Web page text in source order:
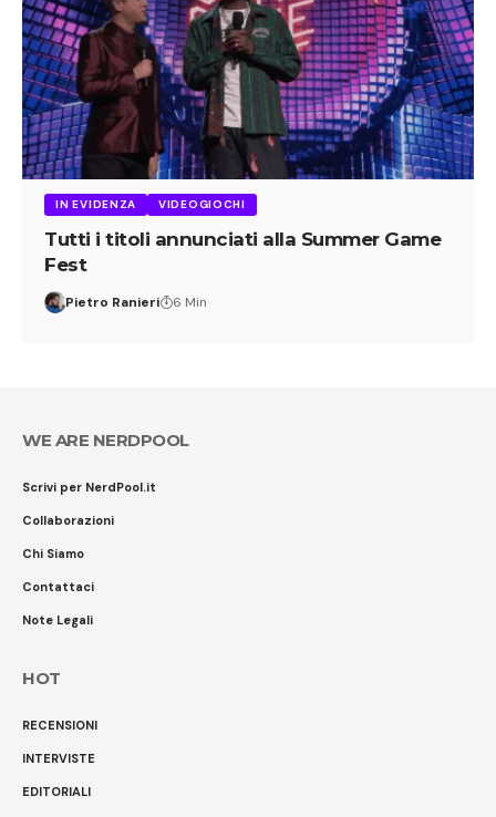
IN EVIDENZA VIDEOGIOCHI
Tutti i titoli annunciati alla Summer Game
Fest
Pietro Ranieri 6 Min
WE ARE NERDPOOL
Scrivi per NerdPool.it
Collaborazioni
Chi Siamo
Contattaci
Note Legali
HOT
RECENSIONI
INTERVISTE
EDITORIALI